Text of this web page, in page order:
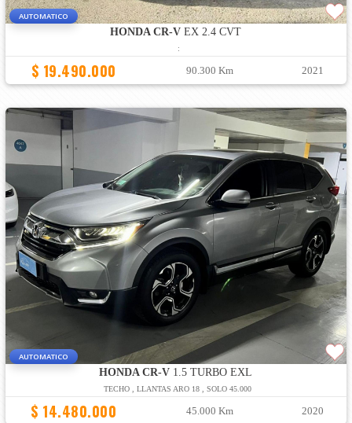
AUTOMATICO
HONDA CR-V EX 2.4 CVT
:
$ 19.490.000 90.300 Km 2021
AUTOMATICO
HONDA CR-V 1.5 TURBO EXL
TECHO , LLANTAS ARO 18 , SOLO 45.000
$ 14.480.000 45.000 Km 2020